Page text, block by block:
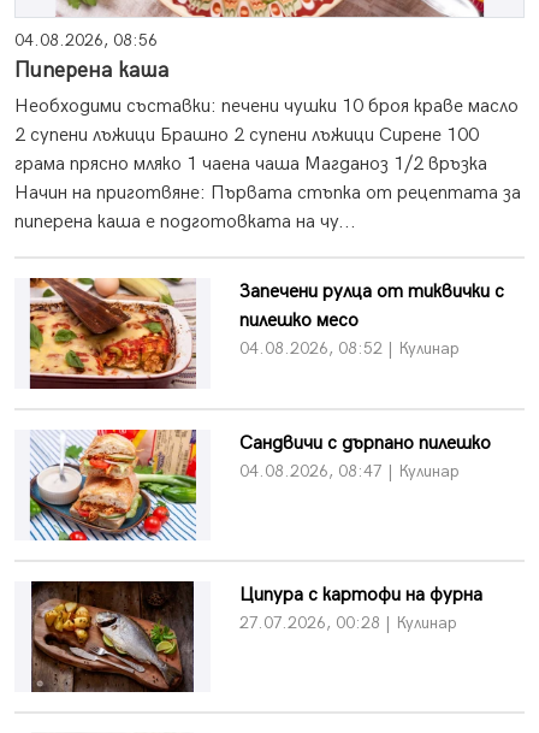
04.08.2026, 08:56
Пиперена каша
Необходими съставки: печени чушки 10 броя краве масло
2 супени лъжици Брашно 2 супени лъжици Сирене 100
грама прясно мляко 1 чаена чаша Магданоз 1/2 връзка
Начин на приготвяне: Първата стъпка от рецептата за
пиперена каша е подготовката на чу...
Запечени рулца от тиквички с
пилешко месо
04.08.2026, 08:52 | Кулинар
Сандвичи с дърпано пилешко
04.08.2026, 08:47 | Кулинар
Ципура с картофи на фурна
27.07.2026, 00:28 | Кулинар